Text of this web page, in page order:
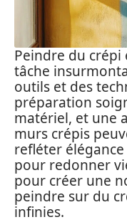
Peindre du crépi
tâche
outils et des
préparation
matériel, et une
murs crépis
refléter
pour redonner
pour créer une
peindre sur du
infinies.